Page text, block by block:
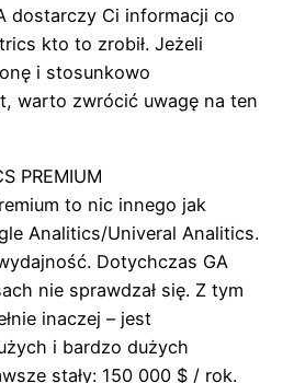
dostarczy Ci informacji co
kto to zrobił. Jeżeli
i stosunkowo
warto zwrócić uwagę na ten
PREMIUM
to nic innego jak
Analitics/Univeral Analitics.
Dotychczas GA
nie sprawdzał się. Z tym
inaczej – jest
i bardzo dużych
stały: 150 000 $ / rok.